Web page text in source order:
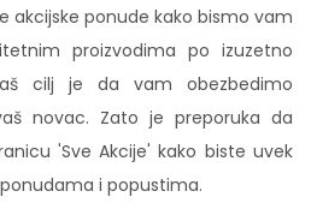
akcijske ponude kako bismo vam
proizvodima po izuzetno
cilj je da vam obezbedimo
novac. Zato je preporuka da
'Sve Akcije' kako biste uvek
i popustima.